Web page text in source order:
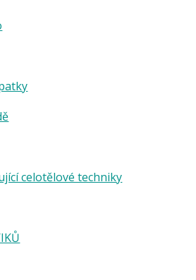
celotělové techniky